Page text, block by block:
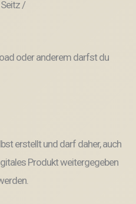
/
oder anderem darfst du
erstellt und darf daher, auch
Produkt weitergegeben